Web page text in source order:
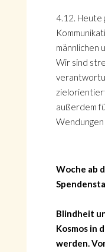
4.12. Heute
männlichen
Wir sind
außerdem
Wendungen
Woche ab
Blindheit
Kosmos in
werden.